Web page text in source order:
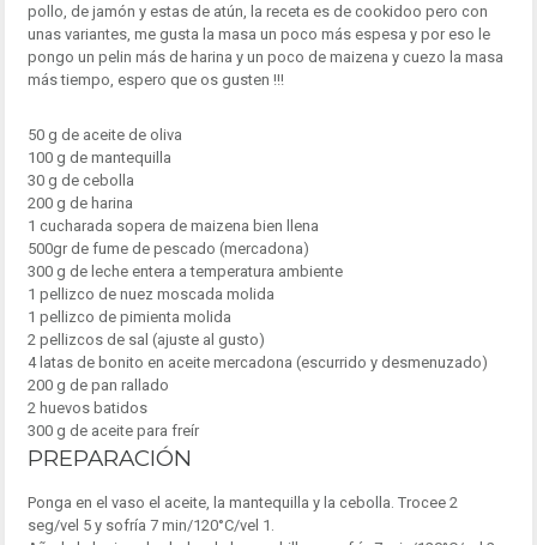
pollo, de jamón y estas de atún, la receta es de cookidoo pero con
unas variantes, me gusta la masa un poco más espesa y por eso le
pongo un pelin más de harina y un poco de maizena y cuezo la masa
más tiempo, espero que os gusten !!!
50 g de aceite de oliva
100 g de mantequilla
30 g de cebolla
200 g de harina
1 cucharada sopera de maizena bien llena
500gr de fume de pescado (mercadona)
300 g de leche entera a temperatura ambiente
1 pellizco de nuez moscada molida
1 pellizco de pimienta molida
2 pellizcos de sal (ajuste al gusto)
4 latas de bonito en aceite mercadona (escurrido y desmenuzado)
200 g de pan rallado
2 huevos batidos
300 g de aceite para freír
PREPARACIÓN
Ponga en el vaso el aceite, la mantequilla y la cebolla. Trocee 2
seg/vel 5 y sofría 7 min/120°C/vel 1.